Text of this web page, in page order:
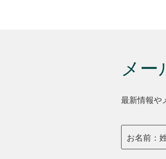
メー
最新情報や
お名前：